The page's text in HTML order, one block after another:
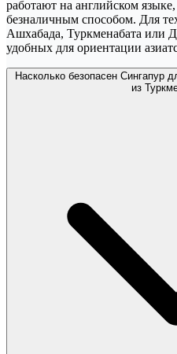
работают на английском
безналичным способом. Для
Ашхабада, Туркменабата или
удобных для ориентации
Насколько безопасен Сингапур
из